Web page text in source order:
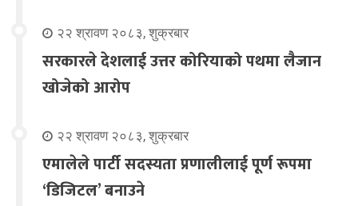
२२ श्रावण २०८३, शुक्रबार
सरकारले देशलाई उत्तर कोरियाको पथमा लैजान
खोजेको आरोप
२२ श्रावण २०८३, शुक्रबार
एमालेले पार्टी सदस्यता प्रणालीलाई पूर्ण रूपमा
‘डिजिटल’ बनाउने